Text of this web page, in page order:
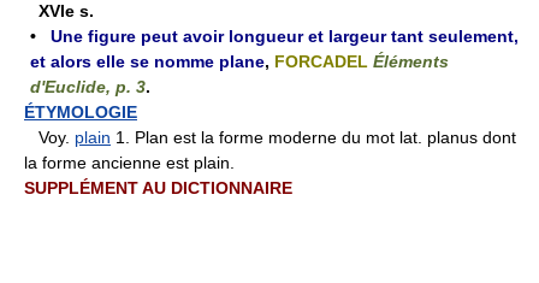
XVIe s.
• Une figure peut avoir longueur et largeur tant seulement,
et alors elle se nomme plane, FORCADEL Éléments
d'Euclide, p. 3.
ÉTYMOLOGIE
Voy. plain 1. Plan est la forme moderne du mot lat. planus dont
la forme ancienne est plain.
SUPPLÉMENT AU DICTIONNAIRE